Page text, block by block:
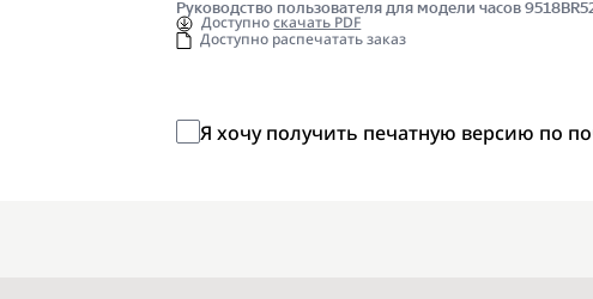
Руководство пользователя для модели часов
Доступноскачать PDF
Доступно распечатать заказ
Я хочу получить печатную версию по